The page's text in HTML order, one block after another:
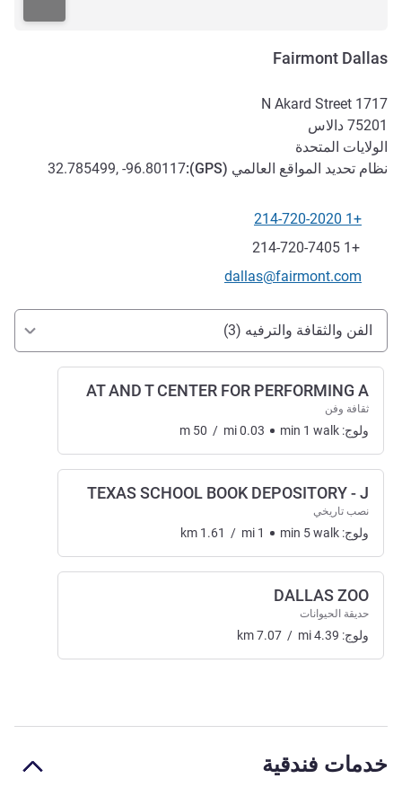
Fairmont Dallas
1717 N Akard Street
75201 دالاس
الولايات المتحدة
نظام تحديد المواقع العالمي (GPS
):
32.785499, -96.80117
الهاتف
+1 214-720-2020
فاكس
+1 214-720-7405
تواصل معنا عبر البريد الإلكتروني
dallas@fairmont.com
الوصول والتنقل
الفن والثقافة والترفيه (3)
AT AND T CENTER FOR PERFORMING A
ثقافة وفن
ولوج: m 50 / mi0.03 min 1 walk
TEXAS SCHOOL BOOK DEPOSITORY - J
نصب تاريخي
ولوج: km 1.61 / mi 1 min 5walk
DALLAS ZOO
حديقة الحيوانات
ولوج: km7.07 / mi4.39
خدمات فندقية